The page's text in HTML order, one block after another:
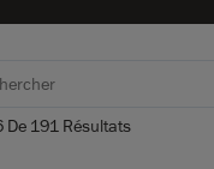
De 191 Résultats